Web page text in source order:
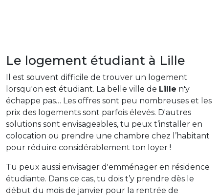
Le logement étudiant à Lille
Il est souvent difficile de trouver un logement
lorsqu'on est étudiant. La belle ville de Lille n'y
échappe pas… Les offres sont peu nombreuses et les
prix des logements sont parfois élevés. D'autres
solutions sont envisageables, tu peux t’installer en
colocation ou prendre une chambre chez l’habitant
pour réduire considérablement ton loyer !
Tu peux aussi envisager d'emménager en résidence
étudiante. Dans ce cas, tu dois t’y prendre dès le
début du mois de janvier pour la rentrée de